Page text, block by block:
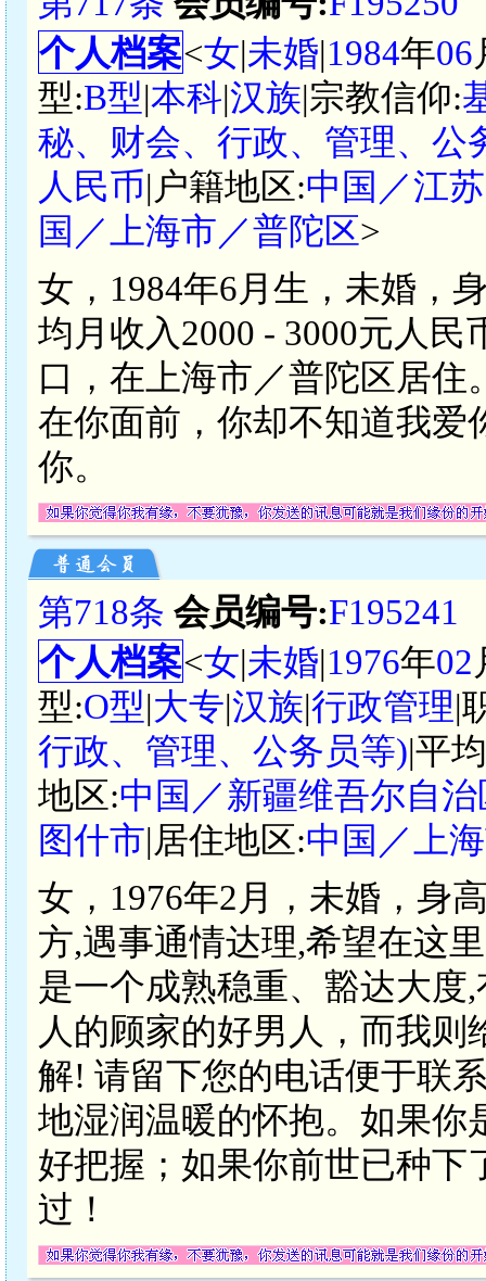
个人档案<女|未婚|1984年06
型:B型|本科|汉族|宗教信仰:
秘、财会、行政、管理、公
人民币|户籍地区:中国／江
国／上海市／普陀区>
女，1984年6月生，未婚，
均月收入2000 - 3000元人
口，在上海市／普陀区居
在你面前，你却不知道我爱
你。
第718条 会员编号:F195241
个人档案<女|未婚|1976年02
型:O型|大专|汉族|行政管理|
行政、管理、公务员等)|平
地区:中国／新疆维吾尔自
图什市|居住地区:中国／上
女，1976年2月，未婚，身
方,遇事通情达理,希望在这
是一个成熟稳重、豁达大度
人的顾家的好男人，而我
解! 请留下您的电话便于联
地湿润温暖的怀抱。如果你
好把握；如果你前世已种下
过！